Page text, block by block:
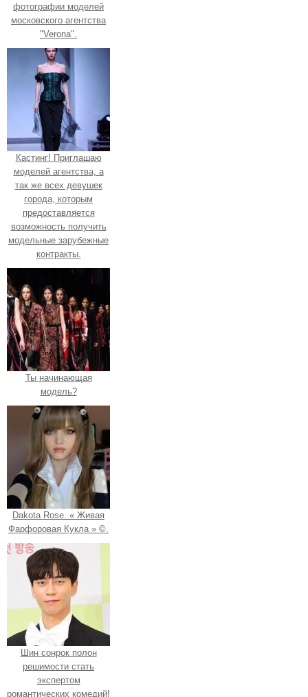
фотографии моделей
московского агентства
"Verona".
Кастинг! Приглашаю
моделей агентства, а
так же всех девушек
города, которым
предоставляется
возможность получить
модельные зарубежные
контракты.
Ты начинающая
модель?
Dakota Rose. « Живая
Фарфоровая Кукла » ©.
Шин сонрок полон
решимости стать
экспертом
романтических комедий!